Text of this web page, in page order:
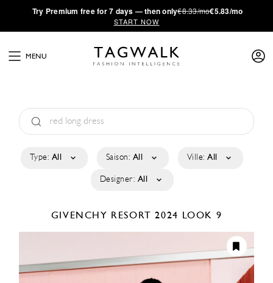
·Try Premium free for 7 days — then only€8.33/mo€5.83/mo
START NOW
MENU
Type: All Saison: All Ville: All
Designer: All
GIVENCHY RESORT 2024 LOOK 9